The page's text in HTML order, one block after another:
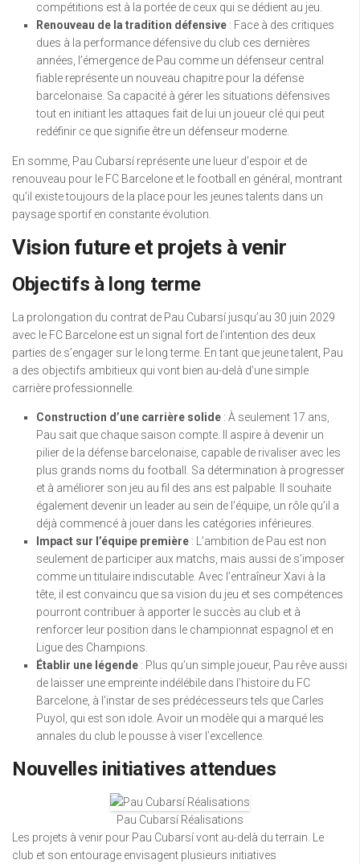
compétitions est à la portée de ceux qui se dédient au jeu.
Renouveau de la tradition défensive : Face à des critiques
dues à la performance défensive du club ces dernières
années, l’émergence de Pau comme un défenseur central
fiable représente un nouveau chapitre pour la défense
barcelonaise. Sa capacité à gérer les situations défensives
tout en initiant les attaques fait de lui un joueur clé qui peut
redéfinir ce que signifie être un défenseur moderne.
En somme, Pau Cubarsí représente une lueur d’espoir et de
renouveau pour le FC Barcelone et le football en général, montrant
qu’il existe toujours de la place pour les jeunes talents dans un
paysage sportif en constante évolution.
Vision future et projets à venir
Objectifs à long terme
La prolongation du contrat de Pau Cubarsí jusqu’au 30 juin 2029
avec le FC Barcelone est un signal fort de l’intention des deux
parties de s’engager sur le long terme. En tant que jeune talent, Pau
a des objectifs ambitieux qui vont bien au-delà d’une simple
carrière professionnelle.
Construction d’une carrière solide : À seulement 17 ans,
Pau sait que chaque saison compte. Il aspire à devenir un
pilier de la défense barcelonaise, capable de rivaliser avec les
plus grands noms du football. Sa détermination à progresser
et à améliorer son jeu au fil des ans est palpable. Il souhaite
également devenir un leader au sein de l’équipe, un rôle qu’il a
déjà commencé à jouer dans les catégories inférieures.
Impact sur l’équipe première : L’ambition de Pau est non
seulement de participer aux matchs, mais aussi de s’imposer
comme un titulaire indiscutable. Avec l’entraîneur Xavi à la
tête, il est convaincu que sa vision du jeu et ses compétences
pourront contribuer à apporter le succès au club et à
renforcer leur position dans le championnat espagnol et en
Ligue des Champions.
Établir une légende : Plus qu’un simple joueur, Pau rêve aussi
de laisser une empreinte indélébile dans l’histoire du FC
Barcelone, à l’instar de ses prédécesseurs tels que Carles
Puyol, qui est son idole. Avoir un modèle qui a marqué les
annales du club le pousse à viser l’excellence.
Nouvelles initiatives attendues
Pau Cubarsí Réalisations
Les projets à venir pour Pau Cubarsí vont au-delà du terrain. Le
club et son entourage envisagent plusieurs initiatives